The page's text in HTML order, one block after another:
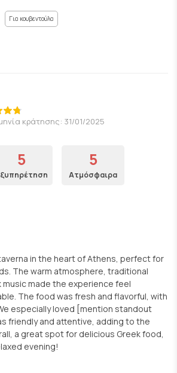
Για κουβεντούλα
κράτησης: 31/01/2025
5 5
Ατμόσφαιρα
in the heart of Athens, perfect for
The warm atmosphere, traditional
music made the experience feel
The food was fresh and flavorful, with
especially loved [mention standout
friendly and attentive, adding to the
a great spot for delicious Greek food,
evening!